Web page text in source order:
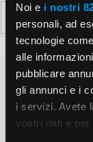
Noi e i nostri
personali, ad
tecnologie
alle
pubblicare
gli annunci e i
i servizi. Avete
vostri dati e
Ricerca
per: